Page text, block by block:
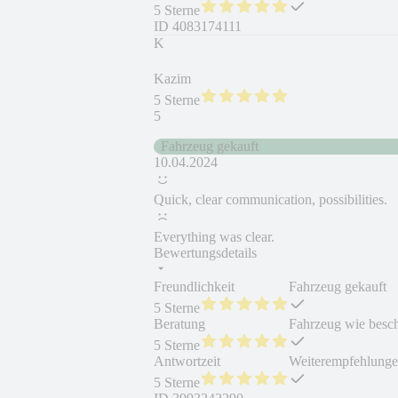
5 Sterne
ID 4083174111
K
Kazim
5 Sterne
5
Fahrzeug gekauft
10.04.2024
Quick, clear communication, possibilities.
Everything was clear.
Bewertungsdetails
Freundlichkeit
5 Sterne
Beratung
5 Sterne
Antwortzeit
5 Sterne
Fahrzeug gekauft
Fahrzeug wie